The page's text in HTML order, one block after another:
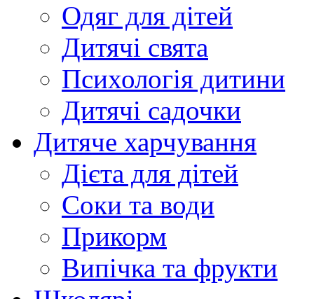
Одяг для дітей
Дитячі свята
Психологія дитини
Дитячі садочки
Дитяче харчування
Дієта для дітей
Соки та води
Прикорм
Випічка та фрукти